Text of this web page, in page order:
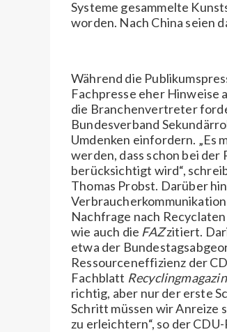
Systeme gesammelte
worden. Nach China seien
Während die
Fachpresse eher Hinweise
die Branchenvertreter
Bundesverband
Umdenken einfordern. „Es
werden, dass schon bei
berücksichtigt wird“,
Thomas Probst. Darüber
Nachfrage nach
wie auch die FAZzitiert.
etwa der
Ressourceneffizienz der
Fachblatt Recyclingmagazin
richtig, aber nur der erste
Schritt müssen wir Anreize
zu erleichtern“, so der